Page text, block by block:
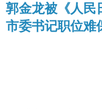
郭金龙被《人民
市委书记职位难